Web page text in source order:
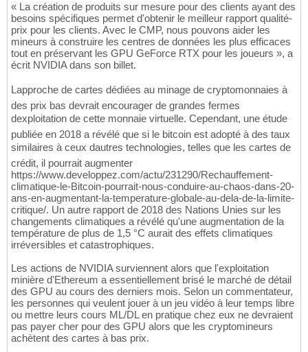
« La création de produits sur mesure pour des clients ayant des
besoins spécifiques permet d'obtenir le meilleur rapport qualité-
prix pour les clients. Avec le CMP, nous pouvons aider les
mineurs à construire les centres de données les plus efficaces
tout en préservant les GPU GeForce RTX pour les joueurs », a
écrit NVIDIA dans son billet.
Lapproche de cartes dédiées au minage de cryptomonnaies à
des prix bas devrait encourager de grandes fermes
dexploitation de cette monnaie virtuelle. Cependant, une étude
publiée en 2018 a révélé que si le bitcoin est adopté à des taux
similaires à ceux dautres technologies, telles que les cartes de
crédit, il pourrait augmenter
https://www.developpez.com/actu/231290/Rechauffement-
climatique-le-Bitcoin-pourrait-nous-conduire-au-chaos-dans-20-
ans-en-augmentant-la-temperature-globale-au-dela-de-la-limite-
critique/. Un autre rapport de 2018 des Nations Unies sur les
changements climatiques a révélé qu'une augmentation de la
température de plus de 1,5 °C aurait des effets climatiques
irréversibles et catastrophiques.
Les actions de NVIDIA surviennent alors que l'exploitation
minière d'Ethereum a essentiellement brisé le marché de détail
des GPU au cours des derniers mois. Selon un commentateur,
les personnes qui veulent jouer à un jeu vidéo à leur temps libre
ou mettre leurs cours ML/DL en pratique chez eux ne devraient
pas payer cher pour des GPU alors que les cryptomineurs
achètent des cartes à bas prix.